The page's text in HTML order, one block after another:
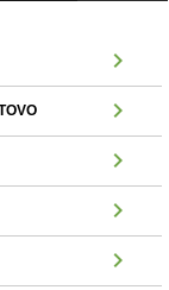
chevron_right
chevron_right
chevron_right
chevron_right
chevron_right